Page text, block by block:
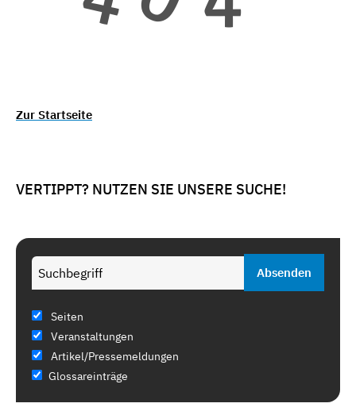
Zur Startseite
VERTIPPT? NUTZEN SIE UNSERE SUCHE!
Seiten
Veranstaltungen
Artikel/Pressemeldungen
Glossareinträge